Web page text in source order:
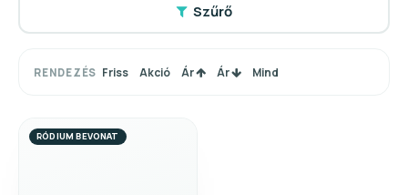
Szűrő
RENDEZÉS Friss Akció Ár Ár Mind
RÓDIUM BEVONAT